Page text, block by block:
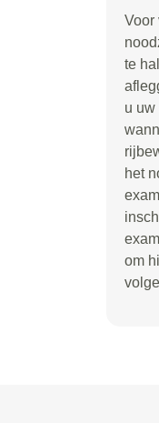
Voor
te
u uw
het
om